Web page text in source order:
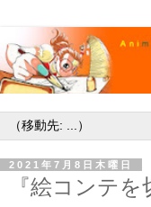
2021年7月8日木曜日
『絵コンテ